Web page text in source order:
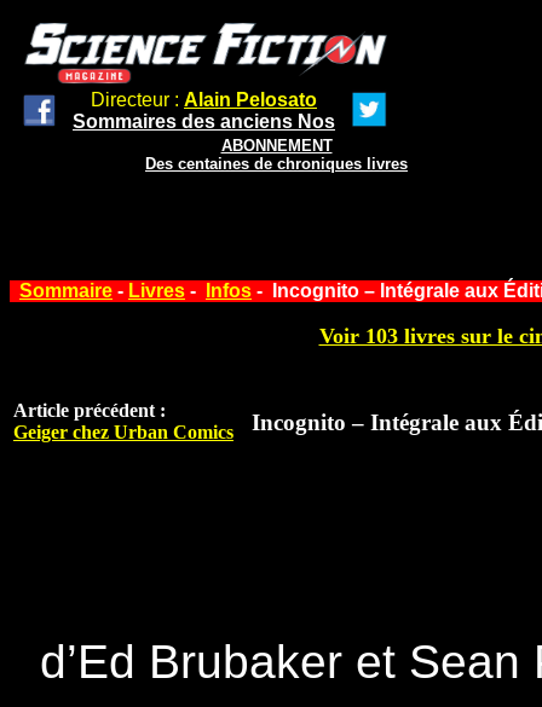
Directeur : Alain Pelosato
Sommaires des anciens Nos
ABONNEMENT
Des centaines de chroniques livres
Sommaire - Livres - Infos - Incognito – Intégrale aux
Voir 103 livres sur le
Article précédent :
Geiger chez Urban Comics
Incognito – Intégrale aux
d’Ed Brubaker et Sean